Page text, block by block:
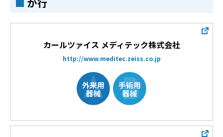
か行
カールツァイス メディテック株式会社
http://www.meditec.zeiss.co.jp